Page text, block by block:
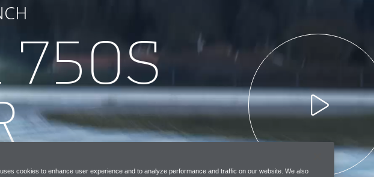
cookies to enhance user experience and to analyze performance and traffic on our website. We also